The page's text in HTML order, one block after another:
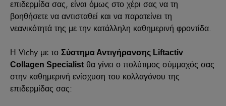
επιδερμίδα σας, είναι όμως στο χέρι σας να τη
βοηθήσετε να αντισταθεί και να παρατείνει τη
νεανικότητά της με την κατάλληλη καθημερινή φροντίδα.
Η Vichy με το Σύστημα Αντιγήρανσης Liftactiv
Collagen Specialist θα γίνει ο πολύτιμος σύμμαχός σας
στην καθημερινή ενίσχυση του κολλαγόνου της
επιδερμίδας σας: